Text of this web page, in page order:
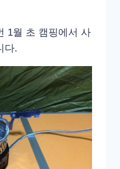
1월 초 캠핑에서 사
다.